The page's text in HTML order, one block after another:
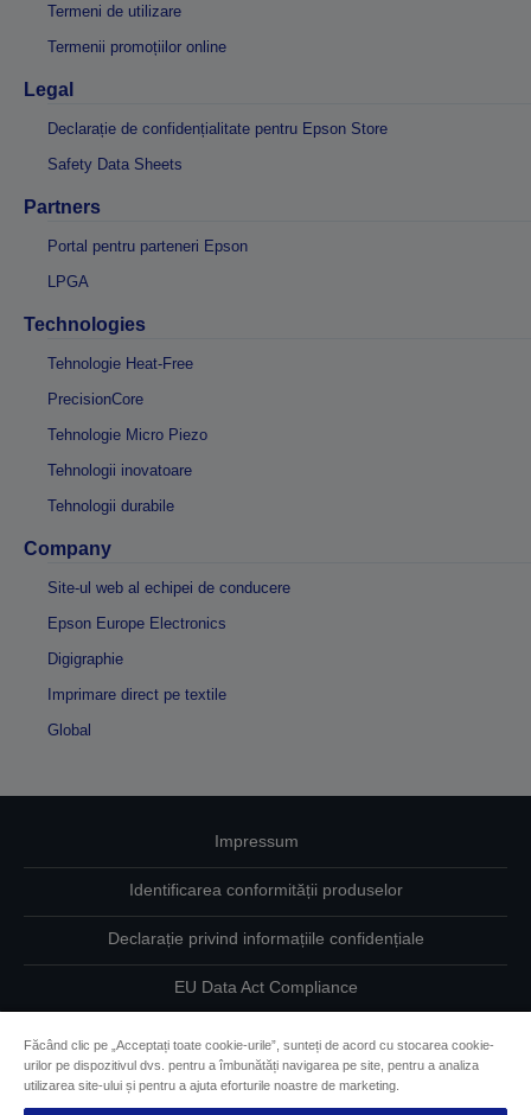
Termeni de utilizare
Termenii promoțiilor online
Legal
Declarație de confidențialitate pentru Epson Store
Safety Data Sheets
Partners
Portal pentru parteneri Epson
LPGA
Technologies
Tehnologie Heat-Free
PrecisionCore
Tehnologie Micro Piezo
Tehnologii inovatoare
Tehnologii durabile
Company
Site-ul web al echipei de conducere
Epson Europe Electronics
Digigraphie
Imprimare direct pe textile
Global
Impressum
Identificarea conformității produselor
Declarație privind informațiile confidențiale
EU Data Act Compliance
Informaţii despre modulele cookie
Făcând clic pe „Acceptați toate cookie-urile”, sunteți de acord cu stocarea cookie-
urilor pe dispozitivul dvs. pentru a îmbunătăți navigarea pe site, pentru a analiza
utilizarea site-ului și pentru a ajuta eforturile noastre de marketing.